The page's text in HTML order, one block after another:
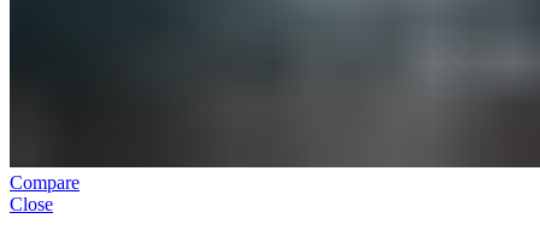
Compare
Close